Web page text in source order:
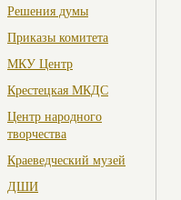
Решения думы
Приказы комитета
МКУ Центр
Крестецкая МКДС
Центр народного
творчества
Краеведческий музей
ДШИ